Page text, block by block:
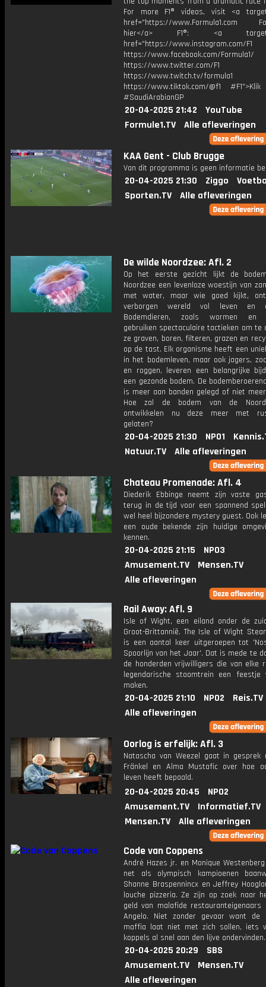
For more F1® videos, visit <a
href="https://www.Formula1.com
hier</a> F1®: <a
href="https://www.instagram.com/F1
https://www.facebook.com/Formula1/
https://www.twitter.com/F1
https://www.twitch.tv/formula1
https://www.tiktok.com/@f1
#SaudiArabianGP
20-04-2025 21:42
YouTube
Formule1.TV
Alle afleveringen
KAA Gent - Club Brugge
Van dit programma is geen informatie
20-04-2025 21:30 Ziggo
Sporten.TV
Alle afleveringen
De wilde Noordzee: Afl. 2
Op het eerste gezicht lijkt de
Noordzee een levenloze woestijn van
met water, maar wie goed kijkt,
verborgen wereld vol leven en
Bodemdieren, zoals wormen en
gebruiken spectaculaire tactieken om te
ze graven, boren, filteren, grazen en
op de tast. Elk organisme heeft een
in het bodemleven, maar ook jagers,
en roggen, leveren een belangrijke
een gezonde bodem. De
is meer aan banden gelegd of niet
Hoe zal de bodem van de
ontwikkelen nu deze meer met
gelaten?
20-04-2025 21:30 NPO1
Natuur.TV
Alle afleveringen
Chateau Promenade: Afl. 4
Diederik Ebbinge neemt zijn vaste
terug in de tijd voor een spannend
wel heel bijzondere mystery guest. Ook
een oude bekende zijn huidige
kennen.
20-04-2025 21:15
NPO3
Amusement.TV
Mensen.TV
Alle afleveringen
Rail Away: Afl. 9
Isle of Wight, een eiland onder de
Groot-Brittannië. The Isle of Wight
is een aantal keer uitgeroepen tot
Spoorlijn van het Jaar'. Dat is mede te
de honderden vrijwilligers die van elke
legendarische stoomtrein een
maken.
20-04-2025 21:10 NPO2
Reis.TV
Alle afleveringen
Oorlog is erfelijk: Afl. 3
Natascha van Weezel gaat in gesprek
Fränkel en Alma Mustafic over hoe
leven heeft bepaald.
20-04-2025 20:45
NPO2
Amusement.TV
Informatief.TV
Mensen.TV
Alle afleveringen
Code van Coppens
André Hazes jr. en Monique
net als olympisch kampioenen
Shanne Braspennincx en Jeffrey
louche pizzeria. Ze zijn op zoek naar
geld van malafide restauranteigenaars
Angelo. Niet zonder gevaar want de
maffia laat niet met zich sollen, iets
koppels al snel aan den lijve ondervinden.
20-04-2025 20:29
SBS
Amusement.TV
Mensen.TV
Alle afleveringen